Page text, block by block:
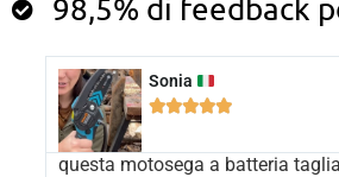
98,5% di
Sonia

questa motosega a batteria